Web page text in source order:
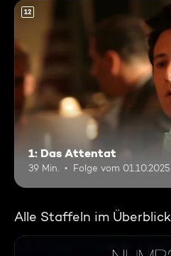
12
1: Das Attentat
39 Min. Folge vom 01.10.2025
Alle Staffeln im Überblick